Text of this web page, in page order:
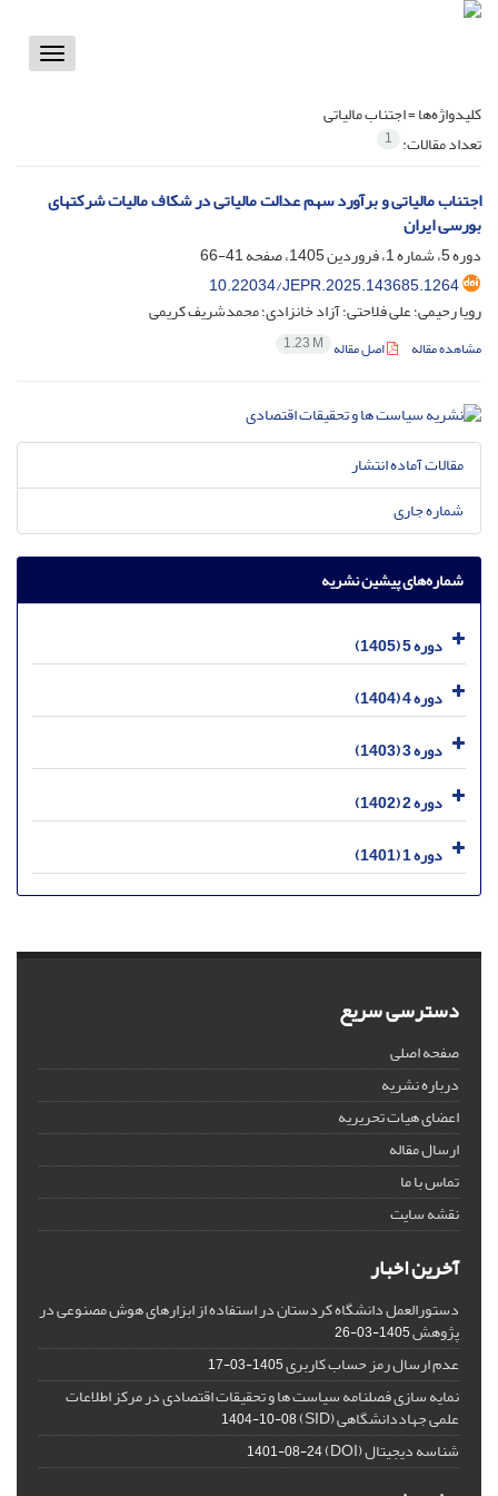
Toggle
کلیدواژه‌ها =اجتناب مالیاتی
تعداد مقالات: 1
اجتناب مالیاتی و برآورد سهم عدالت مالیاتی در شکاف مالیات شرکتهای
بورسی ایران
دوره 5، شماره 1، فروردین 1405، صفحه
41-66
10.22034/JEPR.2025.143685.1264
رویا رحیمی؛ علی فلاحتی؛ آزاد خانزادی؛ محمدشریف کریمی
مشاهده مقاله اصل مقاله 1.23 M
مقالات آماده انتشار
شماره جاری
شماره‌های پیشین نشریه
دوره 5 (1405)
دوره 4 (1404)
دوره 3 (1403)
دوره 2 (1402)
دوره 1 (1401)
دسترسی سریع
صفحه اصلی
درباره نشریه
اعضای هیات تحریریه
ارسال مقاله
تماس با ما
نقشه سایت
آخرین اخبار
دستورالعمل دانشگاه کردستان در استفاده از ابزارهای هوش مصنوعی در
پژوهش1405-03-26
عدم ارسال رمز حساب کاربری1405-03-17
نمایه سازی فصلنامه سیاست ها و تحقیقات اقتصادی در مرکز اطلاعات
علمی جهاددانشگاهی (SID) 1404-10-08
شناسه دیجیتال (DOI) 1401-08-24